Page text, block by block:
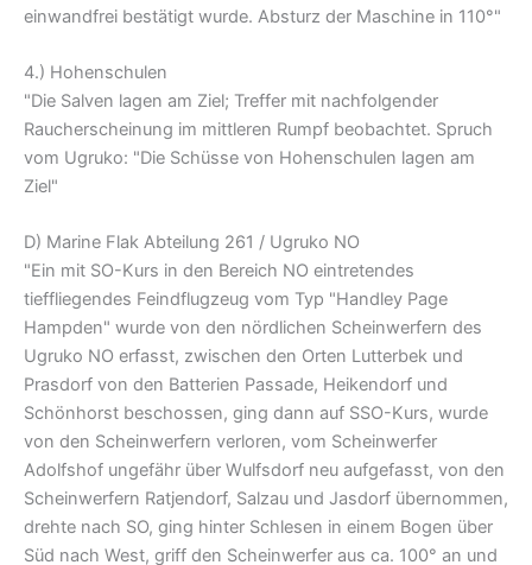
einwandfrei bestätigt wurde. Absturz der Maschine in 110°"
4.) Hohenschulen
"Die Salven lagen am Ziel; Treffer mit nachfolgender
Raucherscheinung im mittleren Rumpf beobachtet. Spruch
vom Ugruko: "Die Schüsse von Hohenschulen lagen am
Ziel"
D) Marine Flak Abteilung 261 / Ugruko NO
"Ein mit SO-Kurs in den Bereich NO eintretendes
tieffliegendes Feindflugzeug vom Typ "Handley Page
Hampden" wurde von den nördlichen Scheinwerfern des
Ugruko NO erfasst, zwischen den Orten Lutterbek und
Prasdorf von den Batterien Passade, Heikendorf und
Schönhorst beschossen, ging dann auf SSO-Kurs, wurde
von den Scheinwerfern verloren, vom Scheinwerfer
Adolfshof ungefähr über Wulfsdorf neu aufgefasst, von den
Scheinwerfern Ratjendorf, Salzau und Jasdorf übernommen,
drehte nach SO, ging hinter Schlesen in einem Bogen über
Süd nach West, griff den Scheinwerfer aus ca. 100° an und